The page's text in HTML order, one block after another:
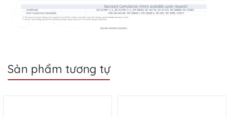
Sản phẩm tương tự